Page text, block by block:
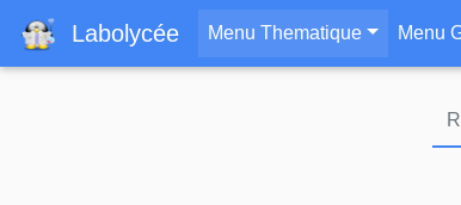
Labolycée Navigation
Menu Thematique Menu